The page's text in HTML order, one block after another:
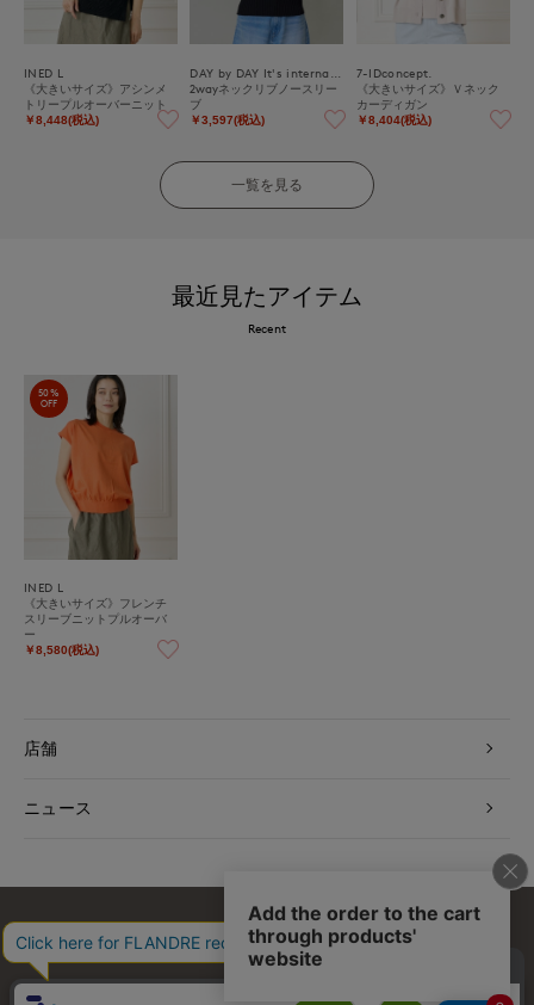
INED L
《大きいサイズ》アシンメ
トリープルオーバーニット
￥8,448(税込)
2wayネックリブノースリー
ブ
￥3,597(税込)
7-IDconcept.
《大きいサイズ》Ｖネック
カーディガン
￥8,404(税込)
一覧を見る
最近見たアイテム
Recent
50%
OFF
INED L
《大きいサイズ》フレンチ
スリーブニットプルオーバ
ー
￥8,580(税込)
店舗
ニュース